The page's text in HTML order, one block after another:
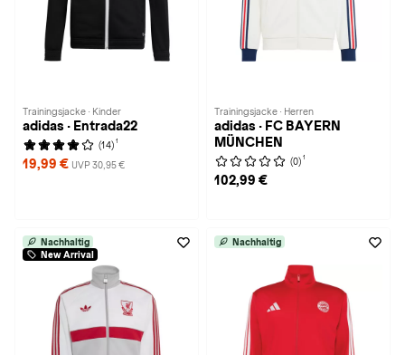
Trainingsjacke · Kinder
adidas · Entrada22
(14) 1
19,99 € UVP 30,95 €
Trainingsjacke · Herren
adidas · FC BAYERN
MÜNCHEN
(0) 1
102,99 €
Nachhaltig
New Arrival
Nachhaltig